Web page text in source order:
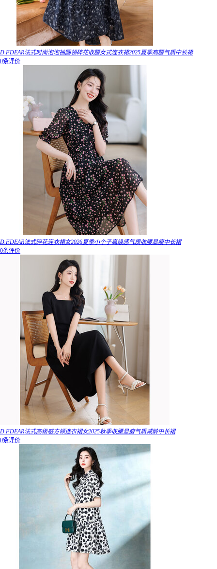
D.F.DEAR法式时尚泡泡袖圆领碎花收腰女式连衣裙2025夏季高腰气质中长裙
0条评价
D.F.DEAR法式碎花连衣裙女2026夏季小个子高级感气质收腰显瘦中长裙
0条评价
D.F.DEAR法式高级感方领连衣裙女2025秋季收腰显瘦气质减龄中长裙
0条评价